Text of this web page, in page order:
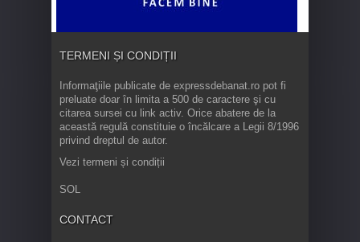
TERMENI ȘI CONDIȚII
Informaţiile publicate de expressdebanat.ro pot fi
preluate doar în limita a 500 de caractere şi cu
citarea sursei cu link activ. Orice abatere de la
această regulă constituie o încălcare a Legii 8/1996
privind dreptul de autor.
Vezi termeni și condiții
SOL
CONTACT